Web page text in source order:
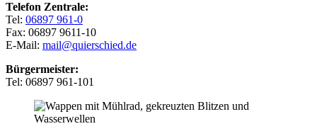
Telefon Zentrale:
Tel: 06897 961-0
Fax: 06897 9611-10
E-Mail: mail@quierschied.de
Bürgermeister:
Tel: 06897 961-101